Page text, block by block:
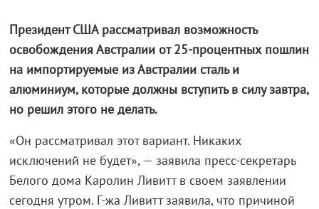
Президент США рассматривал возможность
освобождения Австралии от 25-процентных пошлин
на импортируемые из Австралии сталь и
алюминиум, которые должны вступить в силу завтра,
но решил этого не делать.
«Он рассматривал этот вариант. Никаких
исключений не будет», — заявила пресс-секретарь
Белого дома Каролин Ливитт в своем заявлении
сегодня утром. Г-жа Ливитт заявила, что причиной